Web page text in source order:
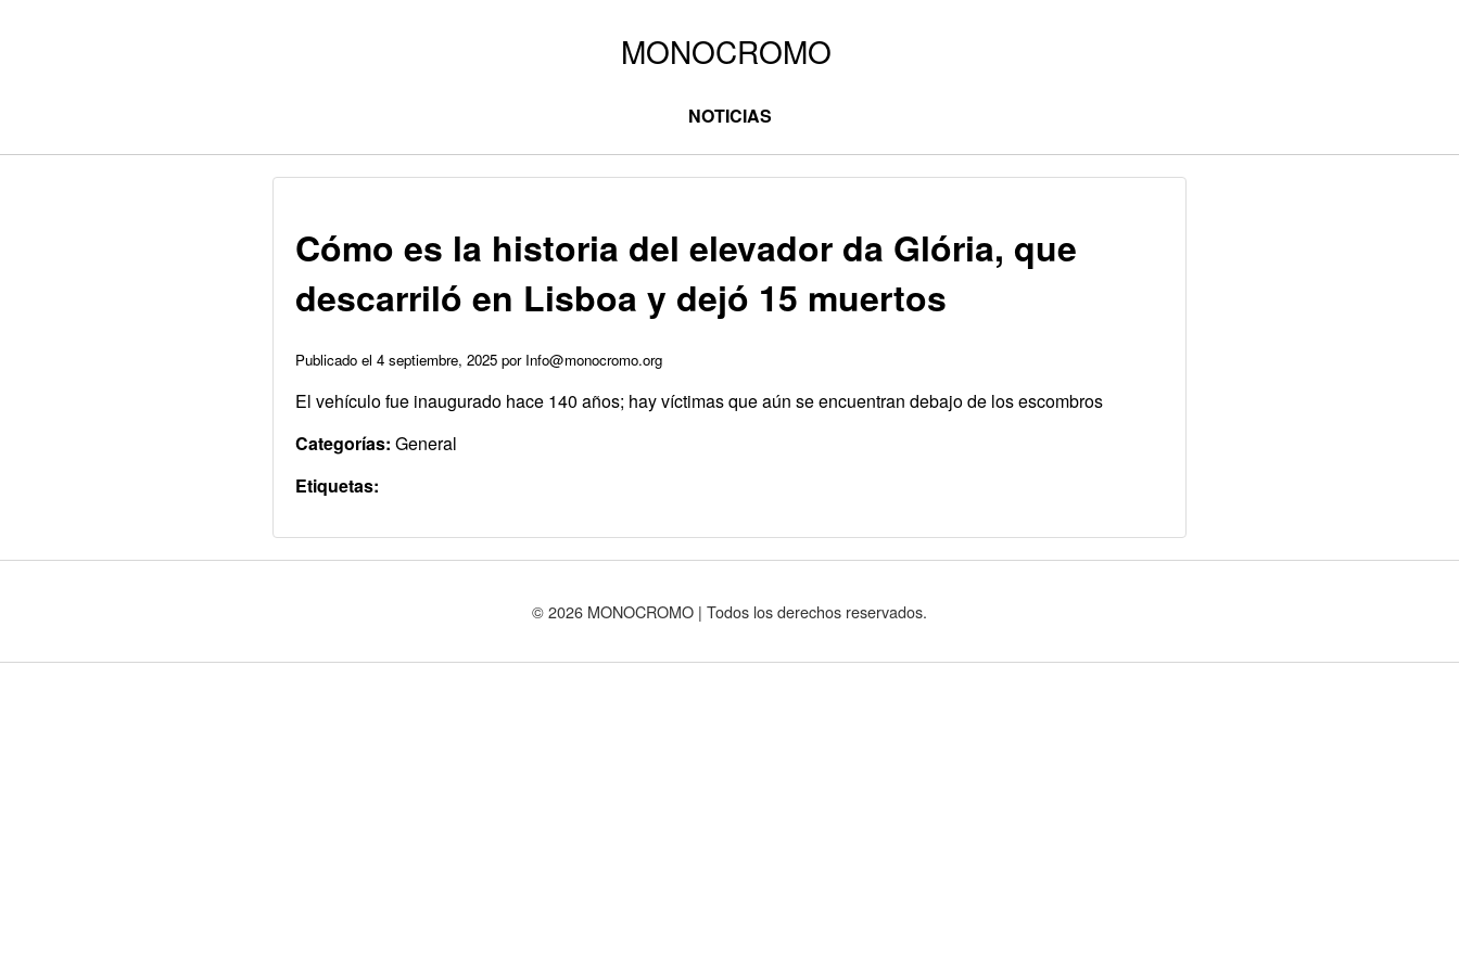
NOTICIAS
Cómo es la historia del elevador da Glória, que
descarriló en Lisboa y dejó 15 muertos
Publicado el 4 septiembre, 2025 por Info@monocromo.org
El vehículo fue inaugurado hace 140 años; hay víctimas que aún se encuentran debajo de los escombros
Categorías: General
Etiquetas:
© 2026 MONOCROMO | Todos los derechos reservados.